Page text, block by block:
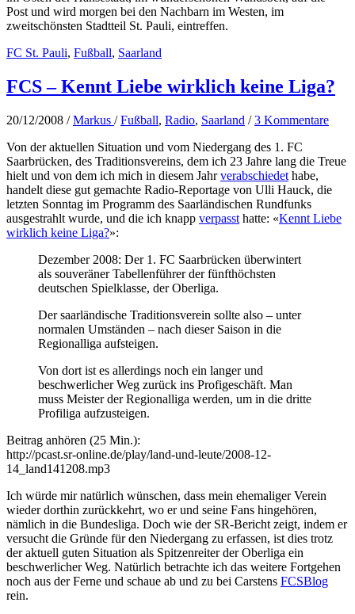
Post und wird morgen bei den Nachbarn im Westen, im
zweitschönsten Stadtteil St. Pauli, eintreffen.
FC St. Pauli, Fußball, Saarland
FCS – Kennt Liebe wirklich keine Liga?
20/12/2008 /Markus /Fußball, Radio, Saarland /3 Kommentare
Von der aktuellen Situation und vom Niedergang des 1. FC
Saarbrücken, des Traditionsvereins, dem ich 23 Jahre lang die Treue
hielt und von dem ich mich in diesem Jahrverabschiedet habe,
handelt diese gut gemachte Radio-Reportage von Ulli Hauck, die
letzten Sonntag im Programm des Saarländischen Rundfunks
ausgestrahlt wurde, und die ich knapp verpasst hatte: «Kennt Liebe
wirklich keine Liga?»:
Dezember 2008: Der 1. FC Saarbrücken überwintert
als souveräner Tabellenführer der fünfthöchsten
deutschen Spielklasse, der Oberliga.
Der saarländische Traditionsverein sollte also – unter
normalen Umständen – nach dieser Saison in die
Regionalliga aufsteigen.
Von dort ist es allerdings noch ein langer und
beschwerlicher Weg zurück ins Profigeschäft. Man
muss Meister der Regionalliga werden, um in die dritte
Profiliga aufzusteigen.
Beitrag anhören (25 Min.):
http://pcast.sr-online.de/play/land-und-leute/2008-12-
14_land141208.mp3
Ich würde mir natürlich wünschen, dass mein ehemaliger Verein
wieder dorthin zurückkehrt, wo er und seine Fans hingehören,
nämlich in die Bundesliga. Doch wie der SR-Bericht zeigt, indem er
versucht die Gründe für den Niedergang zu erfassen, ist dies trotz
der aktuell guten Situation als Spitzenreiter der Oberliga ein
beschwerlicher Weg. Natürlich betrachte ich das weitere Fortgehen
noch aus der Ferne und schaue ab und zu bei Carstens FCSBlog
rein.